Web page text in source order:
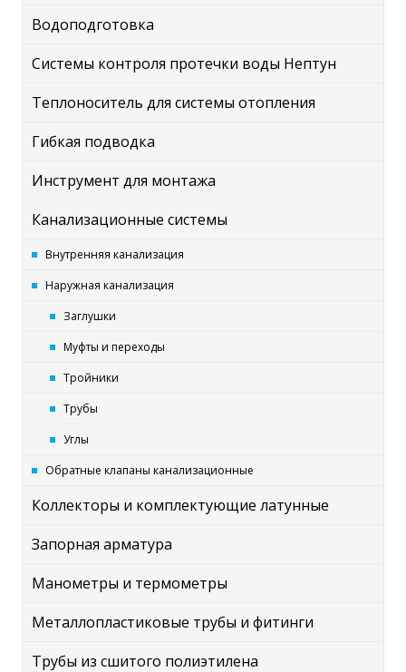
Водоподготовка
Системы контроля протечки воды Нептун
Теплоноситель для системы отопления
Гибкая подводка
Инструмент для монтажа
Канализационные системы
Внутренняя канализация
Наружная канализация
Заглушки
Муфты и переходы
Тройники
Трубы
Углы
Обратные клапаны канализационные
Коллекторы и комплектующие латунные
Запорная арматура
Манометры и термометры
Металлопластиковые трубы и фитинги
Трубы из сшитого полиэтилена